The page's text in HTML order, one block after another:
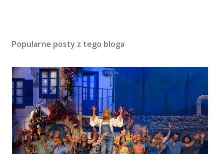
z
l
i
j
k
o
m
e
n
Popularne posty z tego bloga